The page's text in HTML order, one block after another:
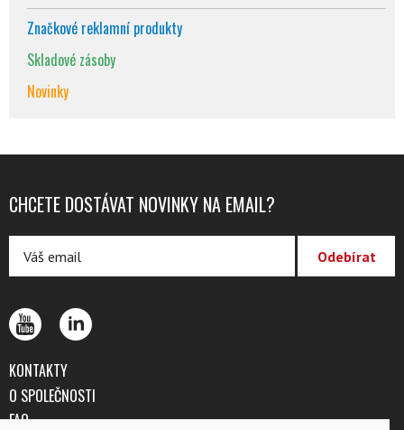
Značkové reklamní produkty
Skladové zásoby
Novinky
CHCETE DOSTÁVAT NOVINKY NA EMAIL?
KONTAKTY
O SPOLEČNOSTI
FAQ